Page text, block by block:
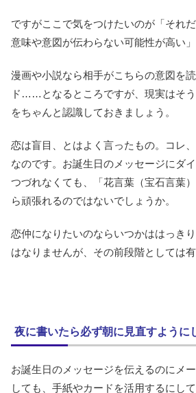
ですがここで気をつけたいのが「それ
意味や意図が伝わらない可能性が高い」
漫画や小説なら相手がこちらの意図を
ド……となるところですが、現実はそ
をちゃんと認識しておきましょう。
恋は盲目、とはよく言ったもの。コレ
なのです。お誕生日のメッセージにダ
つづれなくても、「花言葉（宝石言葉
ら頑張れるのではないでしょうか。
恋仲になりたいのならいつかははっき
はなりませんが、その前段階としては有
夜に書いたら必ず朝に見直すように
お誕生日のメッセージを伝えるのにメ
しても、手紙やカードを活用するにし